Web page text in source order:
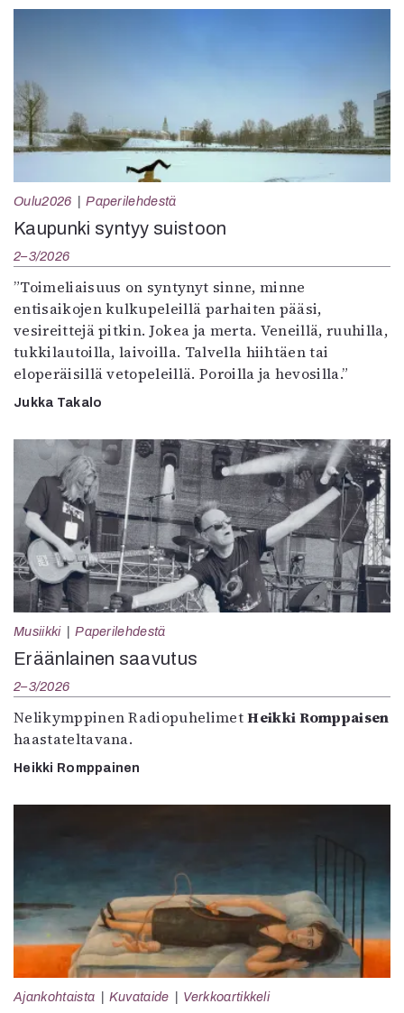
Oulu2026 Paperilehdestä
Kaupunki syntyy suistoon
2–3/2026
”Toimeliaisuus on syntynyt sinne, minne
entisaikojen kulkupeleillä parhaiten pääsi,
vesireittejä pitkin. Jokea ja merta. Veneillä, ruuhilla,
tukkilautoilla, laivoilla. Talvella hiihtäen tai
eloperäisillä vetopeleillä. Poroilla ja hevosilla.”
Jukka Takalo
Musiikki Paperilehdestä
Eräänlainen saavutus
2–3/2026
Nelikymppinen RadiopuhelimetHeikki Romppaisen
haastateltavana.
Heikki Romppainen
Ajankohtaista Kuvataide Verkkoartikkeli